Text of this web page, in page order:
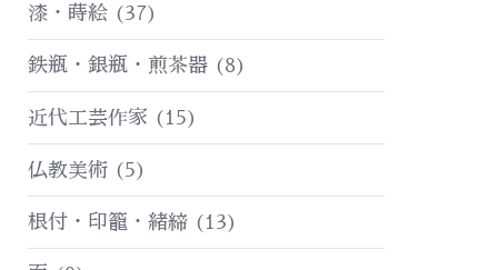
漆・蒔絵 (37)
鉄瓶・銀瓶・煎茶器 (8)
近代工芸作家 (15)
仏教美術 (5)
根付・印籠・緒締 (13)